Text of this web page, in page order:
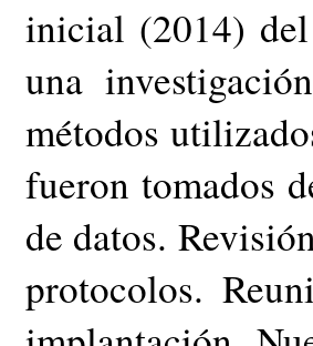
inicial (2014) del
una
métodos
fueron tomados
de datos.
protocolos.